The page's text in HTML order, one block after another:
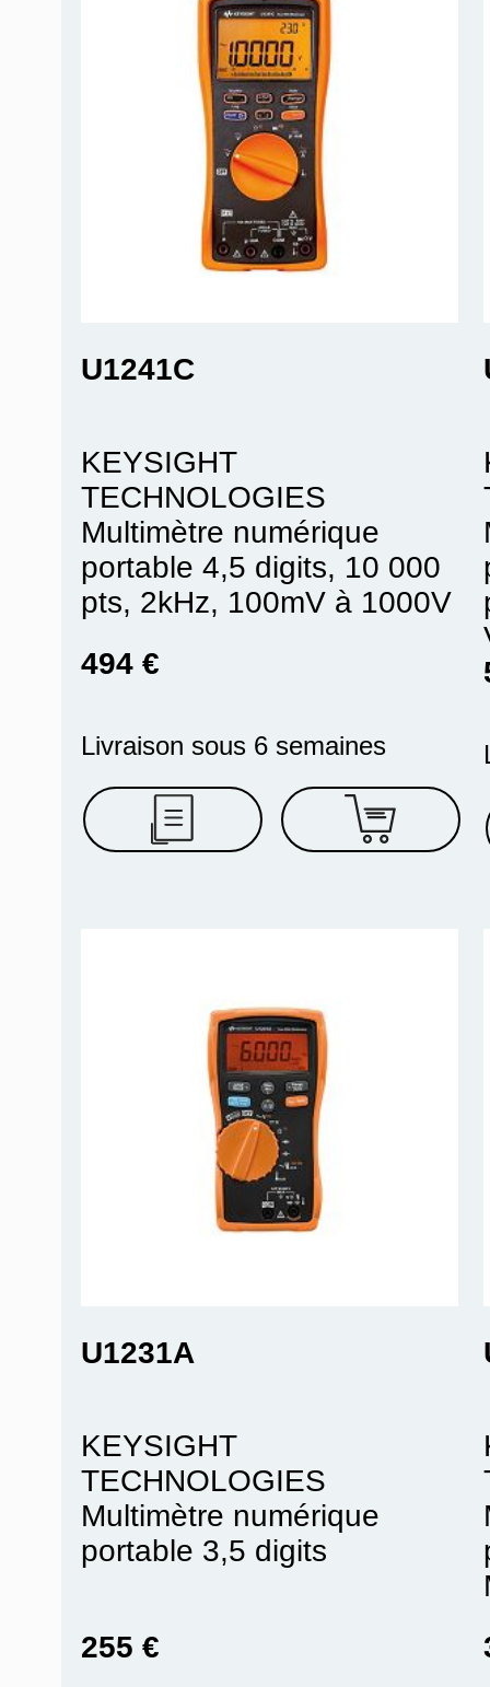
U1241C
KEYSIGHT
TECHNOLOGIES
Multimètre numérique
portable 4,5 digits, 10 000
pts, 2kHz, 100mV à 1000V
494 €
Livraison sous 6 semaines
U1231A
KEYSIGHT
TECHNOLOGIES
Multimètre numérique
portable 3,5 digits
255 €